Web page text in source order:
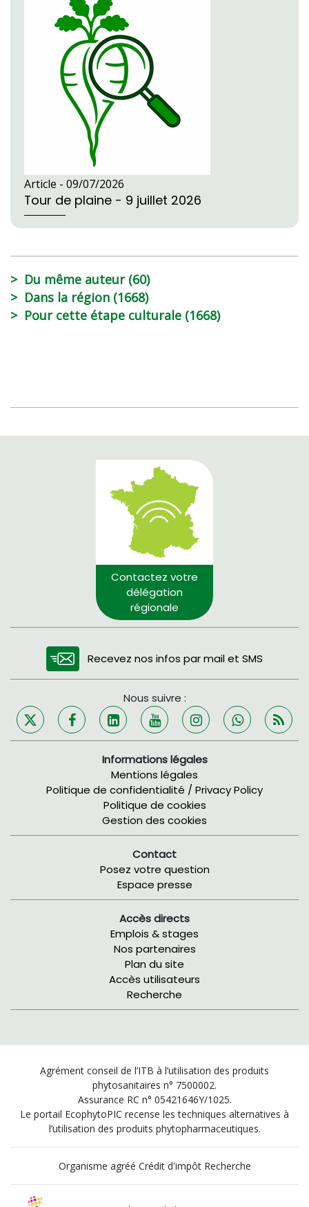
Article - 09/07/2026
Tour de plaine - 9 juillet 2026
Du même auteur (60)
Dans la région (1668)
Pour cette étape culturale (1668)
Contactez votre
délégation
régionale
Recevez nos infos par mail et SMS
Nous suivre :
Informations légales
Mentions légales
Politique de confidentialité / Privacy Policy
Politique de cookies
Gestion des cookies
Contact
Posez votre question
Espace presse
Accès directs
Emplois & stages
Nos partenaires
Plan du site
Accès utilisateurs
Recherche
Agrément conseil de l’ITB à l’utilisation des produits
phytosanitaires n° 7500002.
Assurance RC n° 05421646Y/1025.
Le portail EcophytoPIC recense les techniques alternatives à
l’utilisation des produits phytopharmaceutiques.
Organisme agréé Crédit d'impôt Recherche